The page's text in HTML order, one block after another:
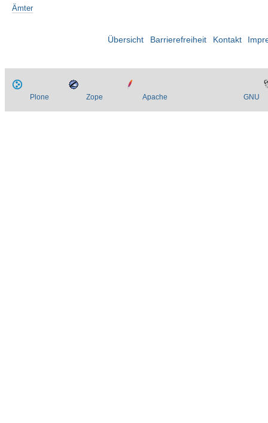
Ämter
Übersicht Barrierefreiheit Kontakt
Plone Zope Apache GNU